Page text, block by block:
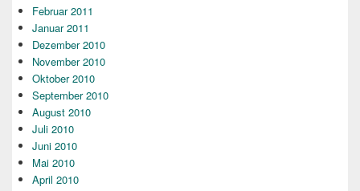
Februar 2011
Januar 2011
Dezember 2010
November 2010
Oktober 2010
September 2010
August 2010
Juli 2010
Juni 2010
Mai 2010
April 2010